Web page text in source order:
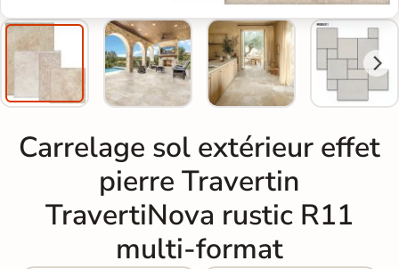
Carrelage sol extérieur effet
pierre Travertin
TravertiNova rustic R11
multi-format